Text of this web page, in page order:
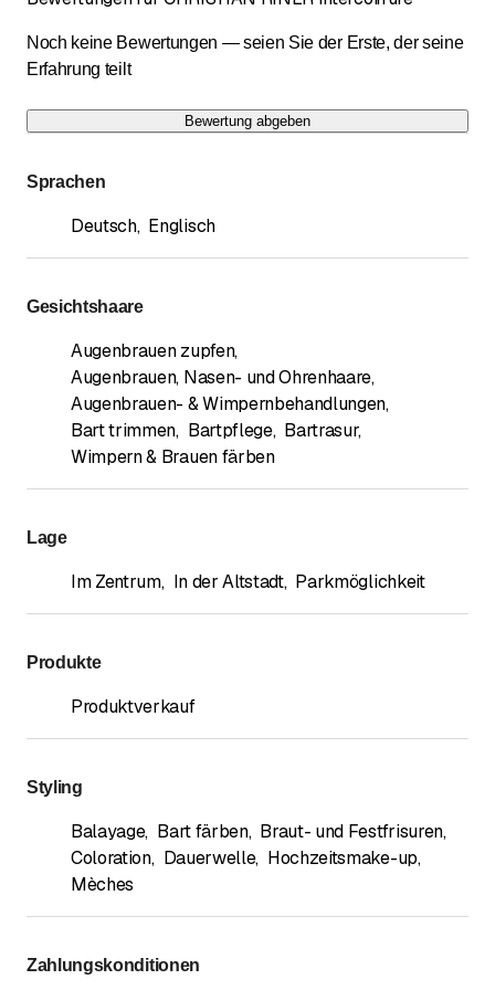
Noch keine Bewertungen — seien Sie der Erste, der seine
Erfahrung teilt
Bewertung abgeben
Sprachen
Deutsch, Englisch
Gesichtshaare
Augenbrauen zupfen,
Augenbrauen, Nasen- und Ohrenhaare,
Augenbrauen- & Wimpernbehandlungen,
Bart trimmen, Bartpflege, Bartrasur,
Wimpern & Brauen färben
Lage
Im Zentrum, In der Altstadt, Parkmöglichkeit
Produkte
Produktverkauf
Styling
Balayage, Bart färben, Braut- und Festfrisuren,
Coloration, Dauerwelle, Hochzeitsmake-up,
Mèches
Zahlungskonditionen